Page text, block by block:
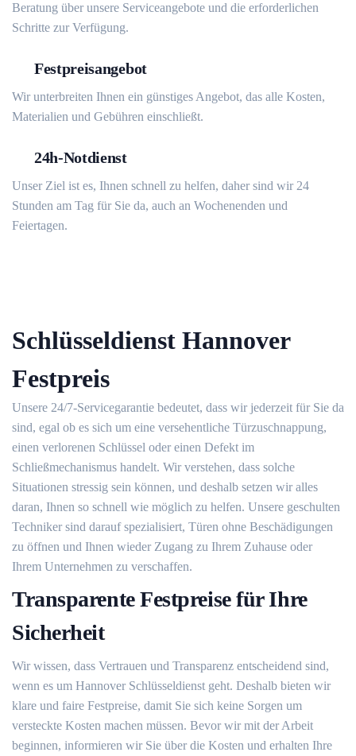
Beratung über unsere Serviceangebote und die erforderlichen
Schritte zur Verfügung.
Festpreisangebot
Wir unterbreiten Ihnen ein günstiges Angebot, das alle Kosten,
Materialien und Gebühren einschließt.
24h-Notdienst
Unser Ziel ist es, Ihnen schnell zu helfen, daher sind wir 24
Stunden am Tag für Sie da, auch an Wochenenden und
Feiertagen.
Schlüsseldienst Hannover
Festpreis
Unsere 24/7-Servicegarantie bedeutet, dass wir jederzeit für Sie da
sind, egal ob es sich um eine versehentliche Türzuschnappung,
einen verlorenen Schlüssel oder einen Defekt im
Schließmechanismus handelt. Wir verstehen, dass solche
Situationen stressig sein können, und deshalb setzen wir alles
daran, Ihnen so schnell wie möglich zu helfen. Unsere geschulten
Techniker sind darauf spezialisiert, Türen ohne Beschädigungen
zu öffnen und Ihnen wieder Zugang zu Ihrem Zuhause oder
Ihrem Unternehmen zu verschaffen.
Transparente Festpreise für Ihre
Sicherheit
Wir wissen, dass Vertrauen und Transparenz entscheidend sind,
wenn es um Hannover Schlüsseldienst geht. Deshalb bieten wir
klare und faire Festpreise, damit Sie sich keine Sorgen um
versteckte Kosten machen müssen. Bevor wir mit der Arbeit
beginnen, informieren wir Sie über die Kosten und erhalten Ihre